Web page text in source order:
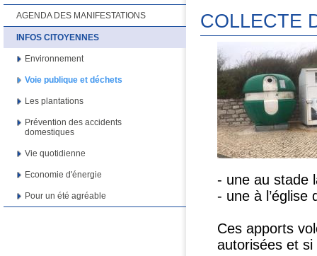
COLLECTE
- une au stade
- une à l’église
Ces apports
autorisées et
AGENDA DES MANIFESTATIONS
INFOS CITOYENNES
Environnement
Voie publique et déchets
Les plantations
Prévention des accidents
domestiques
Vie quotidienne
Economie d'énergie
Pour un été agréable